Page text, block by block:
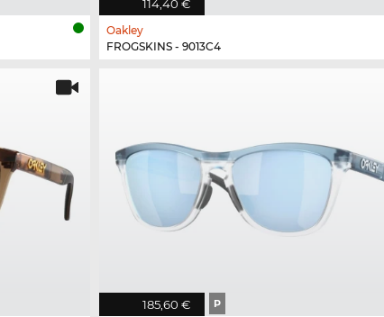
114,40 €
Oakley
FROGSKINS - 9013C4
185,60 € P